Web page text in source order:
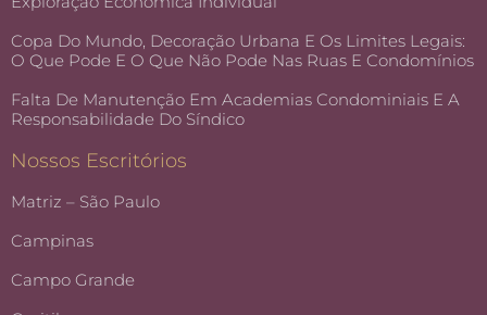
Copa Do Mundo, Decoração Urbana E Os Limites Legais:
O Que Pode E O Que Não Pode Nas Ruas E Condomínios
Falta De Manutenção Em Academias Condominiais E A
Responsabilidade Do Síndico
Nossos Escritórios
Matriz – São Paulo
Campinas
Campo Grande